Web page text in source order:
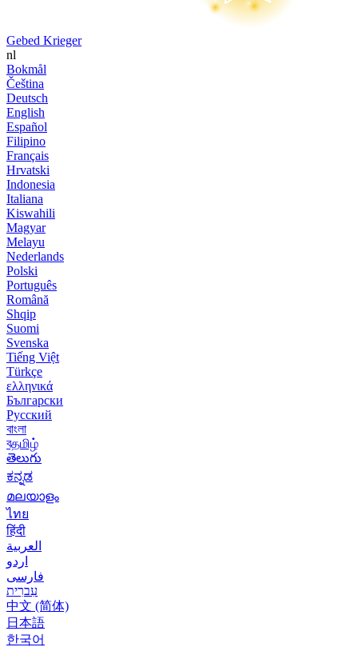
Gebed Krieger
nl
Bokmål
Čeština
Deutsch
English
Español
Filipino
Français
Hrvatski
Indonesia
Italiana
Kiswahili
Magyar
Melayu
Nederlands
Polski
Português
Română
Shqip
Suomi
Svenska
Tiếng Việt
Türkçe
ελληνικά
Български
Русский
বাংলা
বதமிழ்
తెలుగు
ಕನ್ನಡ
മലയാളം
ไทย
हिंदी
العربية
اردو
فارسی
עִברִית
中文 (简体)
日本語
한국어